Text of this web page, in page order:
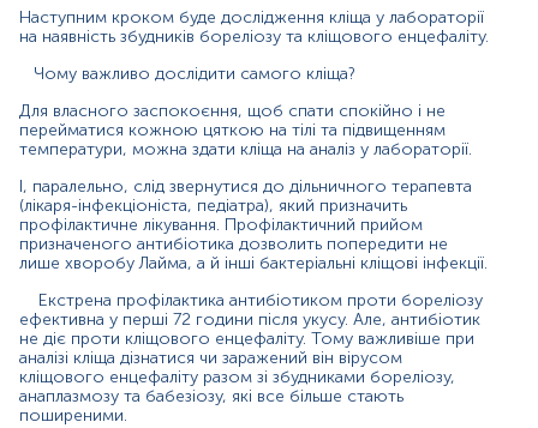
людей тільки виробляться антитіла. В інших через 2-30
днів з’являються симптоми хвороби і потрібно пройти
дообстеження.
Якщо кліщ заражений кліщовим енцефалітом, потрібно
звернутися до інцекціоніста й протягом місяця стежити
за самопочуттям.
аналіз крові у лабораторії на антитіла до борелій
(збудник хвороби Лайма (бореліозу), вірусу кліщового
енцефаліту.
Матеріал
кліщ
Зміст:
Наступним кроком буде дослідження кліща у лабораторії
на наявність збудників бореліозу та кліщового енцефаліту.
Чому важливо дослідити самого кліща?
Для власного заспокоєння, щоб спати спокійно і не
перейматися кожною цяткою на тілі та підвищенням
температури, можна здати кліща на аналіз у лабораторії.
І, паралельно, слід звернутися до дільничного терапевта
(лікаря-інфекціоніста, педіатра), який призначить
профілактичне лікування. Профілактичний прийом
призначеного антибіотика дозволить попередити не
лише хворобу Лайма, а й інші бактеріальні кліщові інфекції.
Екстрена профілактика антибіотиком проти бореліозу
ефективна у перші 72 години після укусу. Але, антибіотик
не діє проти кліщового енцефаліту. Тому важливіше при
аналізі кліща дізнатися чи заражений він вірусом
кліщового енцефаліту разом зі збудниками бореліозу,
анаплазмозу та бабезіозу, які все більше стають
поширеними.